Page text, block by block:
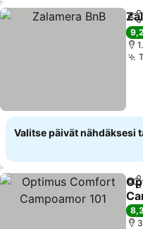
Jaa
9,2
Valitse päivät nähdäksesi
Jaa